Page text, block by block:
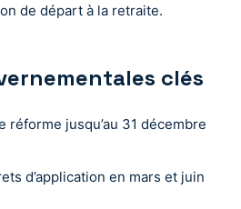
de départ à la retraite.
clés
réforme jusqu’au 31 décembre
d’application en mars et juin